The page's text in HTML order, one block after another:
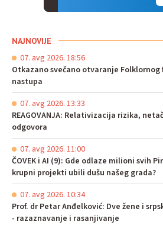
NAJNOVIJE
07. avg 2026. 18:56
Otkazano svečano otvaranje Folklornog
nastupa
07. avg 2026. 13:33
REAGOVANJA: Relativizacija rizika,
odgovora
07. avg 2026. 11:00
ČOVEK i AI (9): Gde odlaze milioni svih
krupni projekti ubili dušu našeg grada?
07. avg 2026. 10:34
Prof. dr Petar Anđelković: Dve žene i
- razaznavanje i rasanjivanje